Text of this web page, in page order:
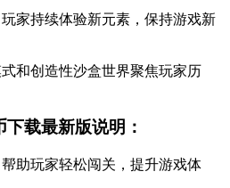
家持续体验新元素，保持游戏新
和创造性沙盒世界聚焦玩家历
载最新版说明：
助玩家轻松闯关，提升游戏体